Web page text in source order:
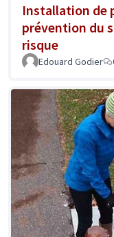
Installation de
prévention du
risque
Edouard Godier